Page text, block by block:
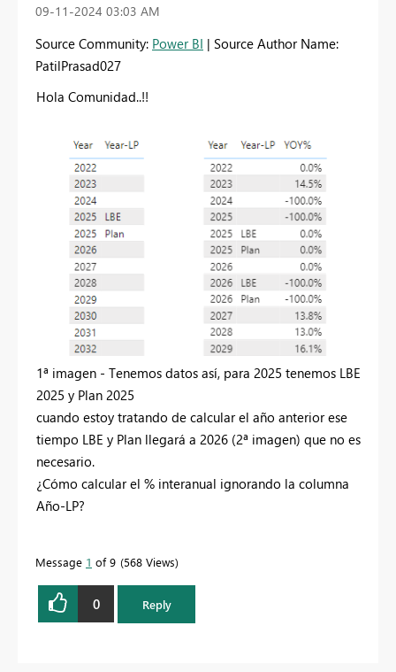
‎09-11-2024 03:03 AM
Source Community: Power BI | Source Author Name:
PatilPrasad027
Hola Comunidad..!!
1ª imagen - Tenemos datos así, para 2025 tenemos LBE
2025 y Plan 2025
cuando estoy tratando de calcular el año anterior ese
tiempo LBE y Plan llegará a 2026 (2ª imagen) que no es
necesario.
¿Cómo calcular el % interanual ignorando la columna
Año-LP?
Message 1 of 9 568 Views
0 Reply